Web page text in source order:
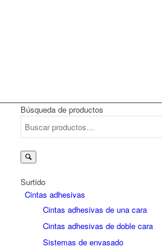
Búsqueda de productos
Surtido
Cintas adhesivas
Cintas adhesivas de una cara
Cintas adhesivas de doble cara
Sistemas de envasado